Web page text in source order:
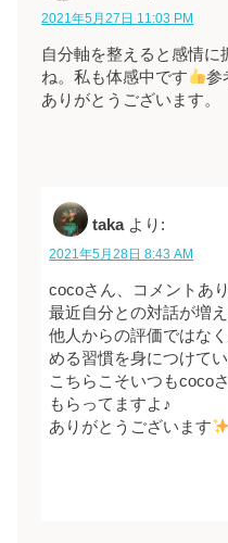
2021年5月27日 11:03 PM
自分軸を整えると感情に
ね。私も体感中です
参
ありがとうございます。
taka より:
2021年5月28日 8:43 AM
cocoさん、コメントあ
最近自分との対話が増
他人からの評価ではな
める習慣を身につけて
こちらこそいつもcoco
もらってますよ♪
ありがとうございます